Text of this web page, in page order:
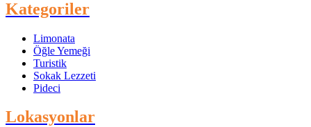
Kategoriler
Limonata
Öğle Yemeği
Turistik
Sokak Lezzeti
Pideci
Lokasyonlar